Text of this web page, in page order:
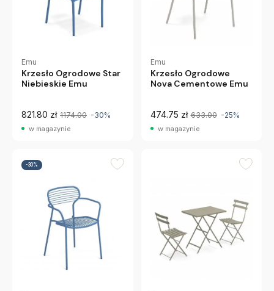
Emu
Krzesło Ogrodowe Star
Niebieskie Emu
821.80 zł 1174.00 -30%
w magazynie
Emu
Krzesło Ogrodowe
Nova Cementowe Emu
474.75 zł 633.00 -25%
w magazynie
-30%